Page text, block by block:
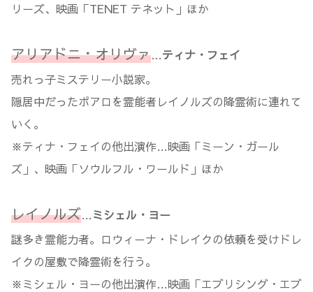
リーズ、映画「TENET テネット」ほか
アリアドニ・オリヴァ…ティナ・フェイ
売れっ子ミステリー小説家。
隠居中だったポアロを霊能者レイノルズの降霊術に連れて
いく。
※ティナ・フェイの他出演作…映画「ミーン・ガール
ズ」、映画「ソウルフル・ワールド」ほか
レイノルズ…ミシェル・ヨー
謎多き霊能力者。ロウィーナ・ドレイクの依頼を受けドレ
イクの屋敷で降霊術を行う。
※ミシェル・ヨーの他出演作…映画「エブリシング・エブ